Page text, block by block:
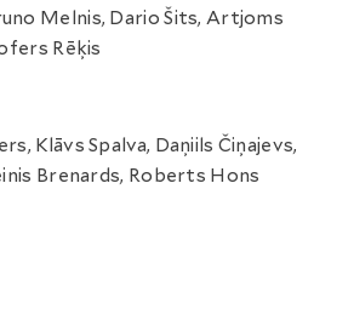
Melnis, Dario Šits, Artjoms
Rēķis
Klāvs Spalva, Daņiils Čiņajevs,
Brenards, Roberts Hons